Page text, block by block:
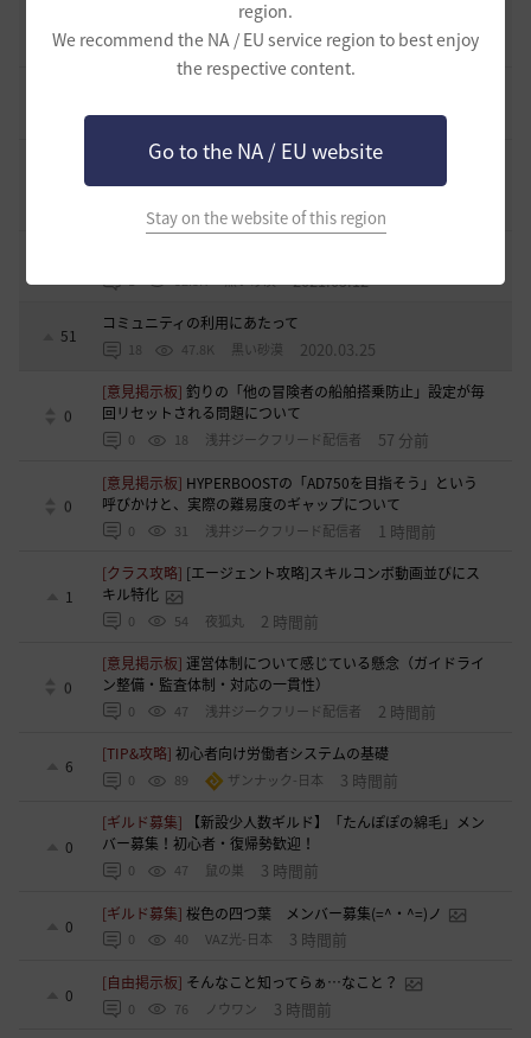
region.
We recommend the NA / EU service region to best enjoy
the respective content.
Go to the NA / EU website
Stay on the website of this region
0
止まらない超高速成長、HYPERBOOST
0 914 黒い砂漠 6 日前
0 53.1K 黒い砂漠 2023.02.28
黒い砂漠が初めての冒険者の皆様のために準備したA to Z！
43.2K 黒い砂漠 2022.12.21
1 32.3K 黒い砂漠 2021.05.12
51
コミュニティの利用にあたって
18 47.8K 黒い砂漠 2020.03.25
0
[意見掲示板]釣りの「他の冒険者の船舶搭乗防止」設定が毎
回リセットされる問題について
0 18 浅井ジークフリード配信者 57 分前
0
[意見掲示板] HYPERBOOSTの「AD750を目指そう」という
呼びかけと、実際の難易度のギャップについて
0 31 浅井ジークフリード配信者 1 時間前
1
[クラス攻略] [エージェント攻略]スキルコンボ動画並びにス
キル特化
0 54 夜狐丸 2 時間前
0
[意見掲示板]運営体制について感じている懸念（ガイドライ
ン整備・監査体制・対応の一貫性）
0 47 浅井ジークフリード配信者 2 時間前
6
[TIP&攻略]初心者向け労働者システムの基礎
0 89 ザンナック-日本 3 時間前
0
[ギルド募集]
【新設少人数ギルド】「たんぽぽの綿毛」メン
バー募集！初心者・復帰勢歓迎！
0 47 鼠の巣 3 時間前
0
[ギルド募集]桜色の四つ葉 メンバー募集(=^・^=)ノ
0 40 VAZ光-日本 3 時間前
0
[自由掲示板] そんなこと知ってらぁ…なこと？
0 76 ノウワン 3 時間前